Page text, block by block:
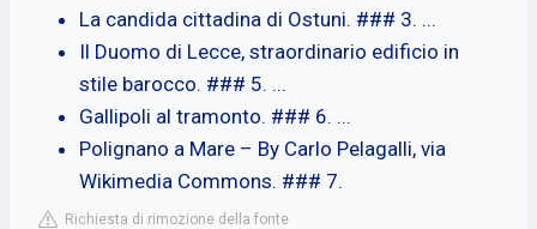
La candida cittadina di Ostuni. ### 3. ...
Il Duomo di Lecce, straordinario edificio in
stile barocco. ### 5. ...
Gallipoli al tramonto. ### 6. ...
Polignano a Mare – By Carlo Pelagalli, via
Wikimedia Commons. ### 7.
Richiesta di rimozione della fonte